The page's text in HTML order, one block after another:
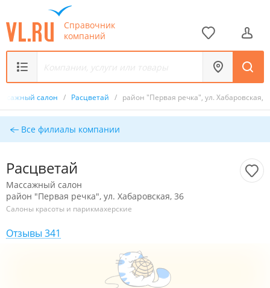
Справочник
компаний
салон / Расцветай / район "Первая речка", ул. Хабаровская,
Все филиалы компании
Расцветай
Массажный салон
район "Первая речка", ул. Хабаровская, 36
Салоны красоты и парикмахерские
Отзывы 341